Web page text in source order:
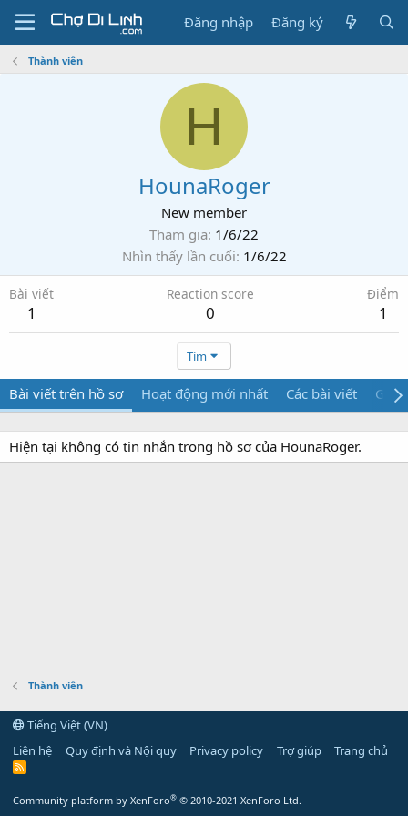
Đăng nhập Đăng ký
Thành viên
H
HounaRoger
New member
Tham gia 1/6/22
Nhìn thấy lần cuối 1/6/22
Bài viết
1
Reaction score
0
Điểm
1
Tìm
Bài viết trên hồ sơ Hoạt động mới nhất Các bài viết Giới
Hiện tại không có tin nhắn trong hồ sơ của HounaRoger.
Thành viên
Tiếng Việt (VN)
Liên hệ
Quy định và Nội quy Privacy policy Trợ giúp Trang chủ
R
Community platform by XenForo® © 2010-2021 XenForo Ltd.